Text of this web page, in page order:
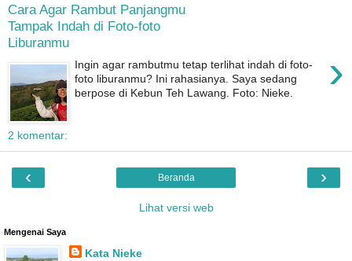
Cara Agar Rambut Panjangmu
Tampak Indah di Foto-foto
Liburanmu
›
Ingin agar rambutmu tetap terlihat indah di foto-
foto liburanmu? Ini rahasianya. Saya sedang
berpose di Kebun Teh Lawang. Foto: Nieke.
2 komentar:
‹ ›
Beranda
Lihat versi web
Mengenai Saya
Kata Nieke